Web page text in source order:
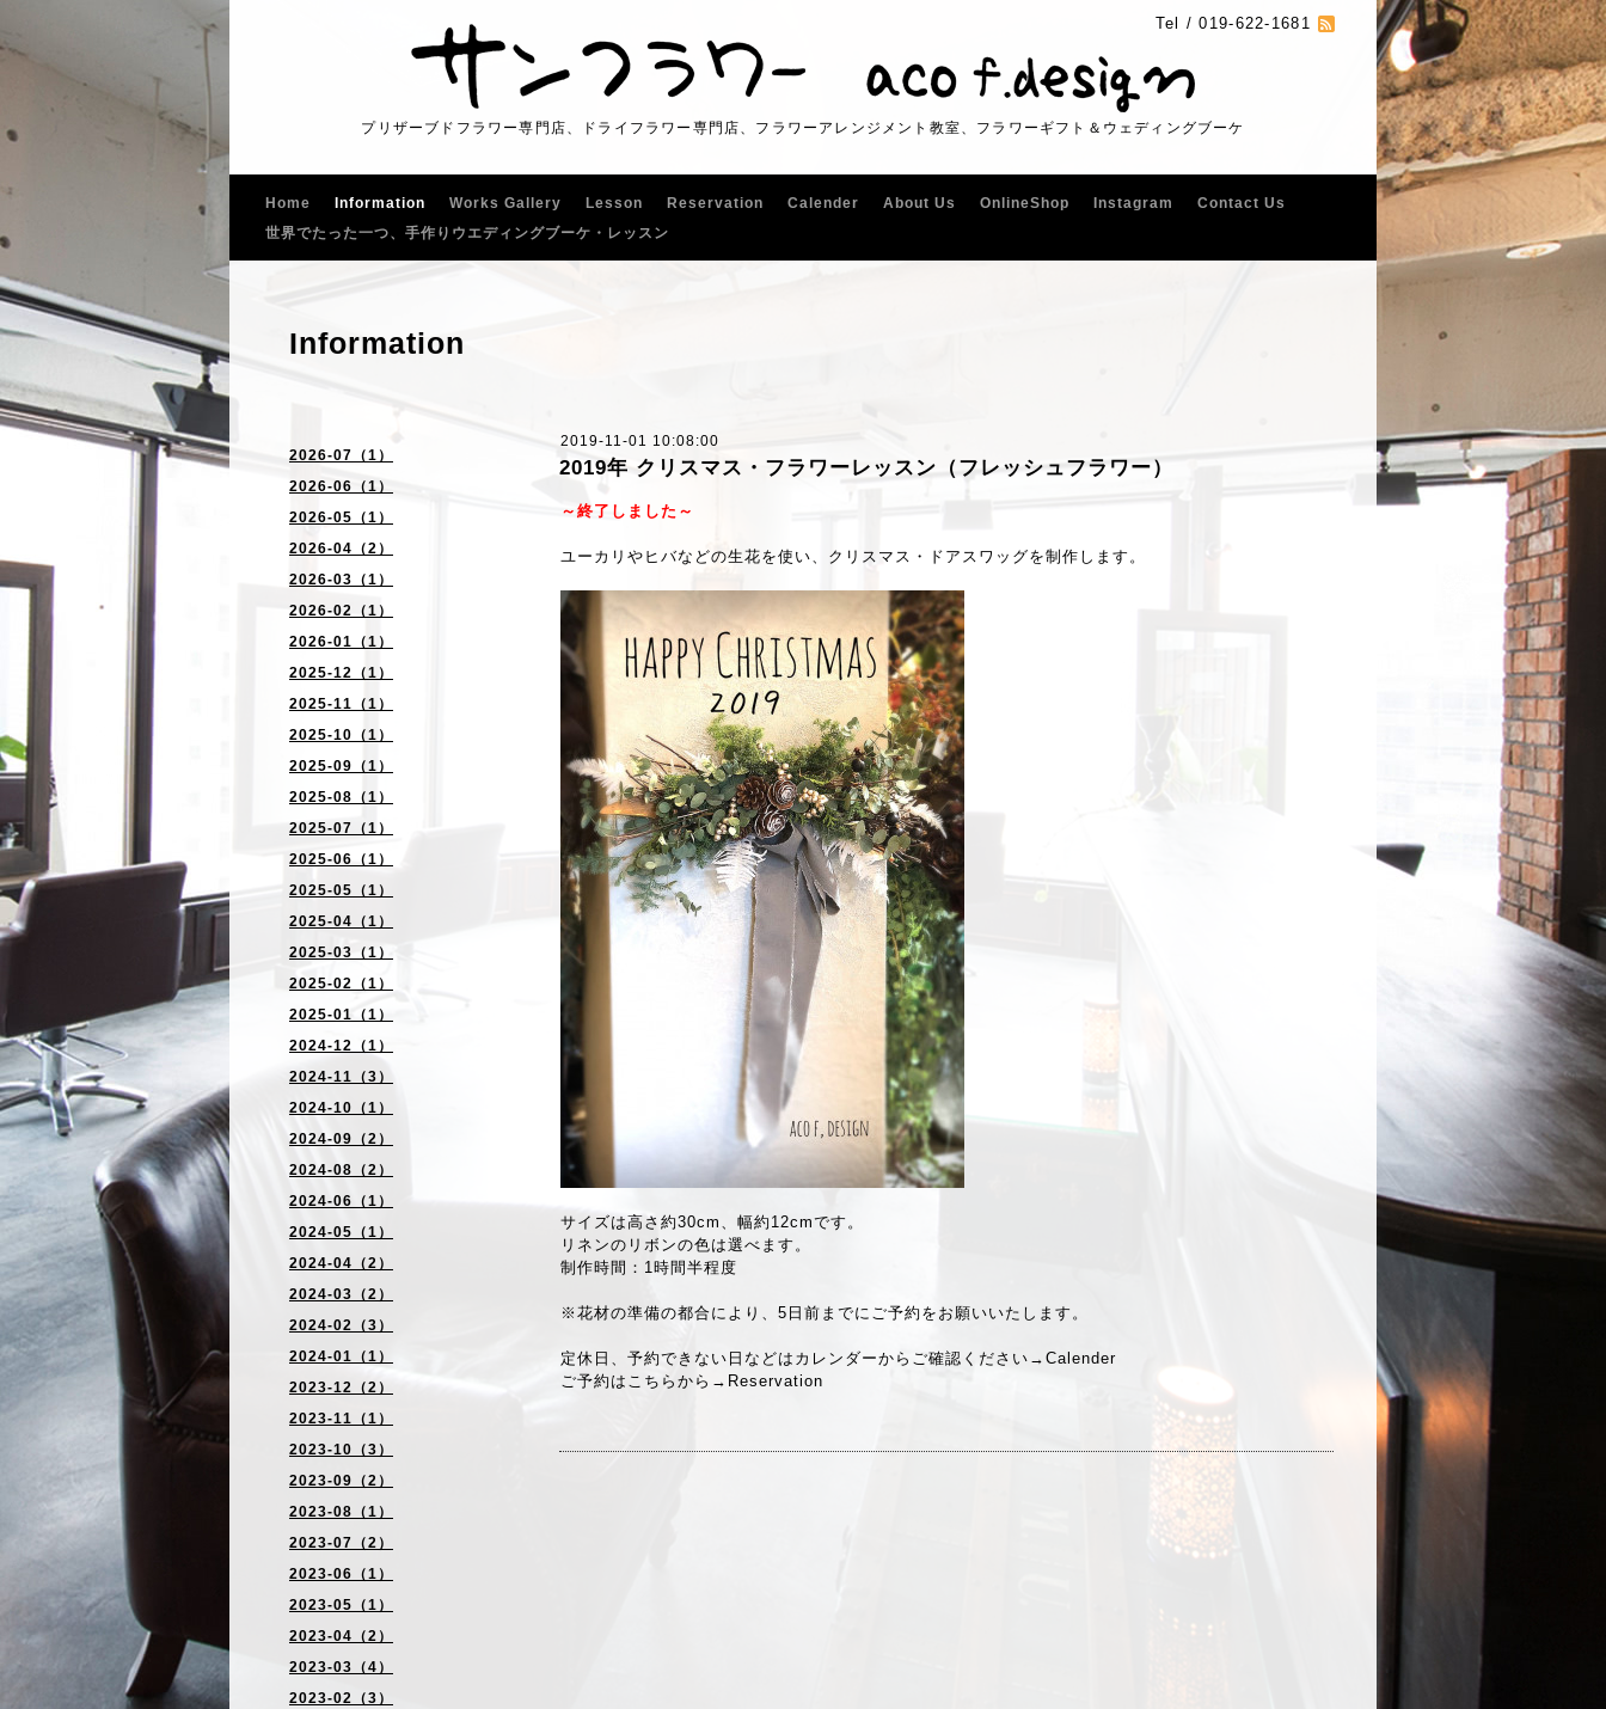
Tel /019-622-1681
プリザーブドフラワー専門店、ドライフラワー専門店、フラワーアレンジメント教室、フラワーギフト＆ウェディングブーケ
Home Information Works Gallery Lesson Reservation Calender About Us OnlineShop Instagram
Contact Us
世界でたった一つ、手作りウエディングブーケ・レッスン
2026-07（1）
2026-06（1）
2026-05（1）
2026-04（2）
2026-03（1）
2026-02（1）
2026-01（1）
2025-12（1）
2025-11（1）
2025-10（1）
2025-09（1）
2025-08（1）
2025-07（1）
2025-06（1）
2025-05（1）
2025-04（1）
2025-03（1）
2025-02（1）
2025-01（1）
2024-12（1）
2024-11（3）
2024-10（1）
2024-09（2）
2024-08（2）
2024-06（1）
2024-05（1）
2024-04（2）
2024-03（2）
2024-02（3）
2024-01（1）
2023-12（2）
2023-11（1）
2023-10（3）
2023-09（2）
2023-08（1）
2023-07（2）
2023-06（1）
2023-05（1）
2023-04（2）
2023-03（4）
2023-02（3）
Information
2019-11-01 10:08:00
2019年 クリスマス・フラワーレッスン（フレッシュフラワー）
～終了しました～
ユーカリやヒバなどの生花を使い、クリスマス・ドアスワッグを制作します。
サイズは高さ約30cm、幅約12cmです。
リネンのリボンの色は選べます。
制作時間：1時間半程度
※花材の準備の都合により、5日前までにご予約をお願いいたします。
定休日、予約できない日などはカレンダーからご確認ください→ Calender
ご予約はこちらから→ Reservation